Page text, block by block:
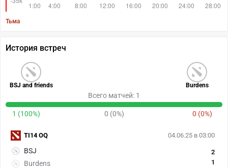
Тьма
История встреч
BSJ and friends Burdens
Всего матчей: 1
1 (100%) 0 (0%) 0 (0%)
04.06.25 в 03:00
BSJ
Burdens
2
1
TI14 OQ